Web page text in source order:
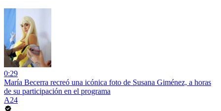
0:29
María Becerra recreó una icónica foto de Susana Giménez, a horas
de su participación en el programa
A24